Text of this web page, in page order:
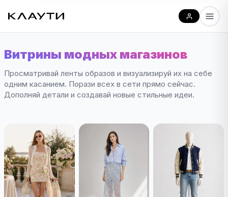
Витрины модных магазинов
Просматривай ленты образов и визуализируй их на себе
одним касанием. Порази всех в сети прямо сейчас.
Дополняй детали и создавай новые стильные идеи.